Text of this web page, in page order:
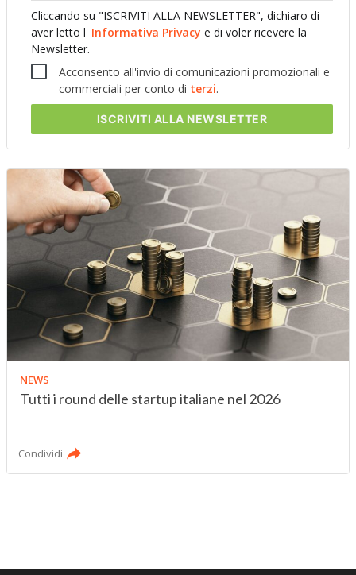
Cliccando su "ISCRIVITI ALLA NEWSLETTER", dichiaro di
aver letto l' Informativa Privacy e di voler ricevere la
Newsletter.
Acconsento all'invio di comunicazioni promozionali e
commerciali per conto di terzi.
ISCRIVITI ALLA NEWSLETTER
NEWS
Tutti i round delle startup italiane nel 2026
Condividi